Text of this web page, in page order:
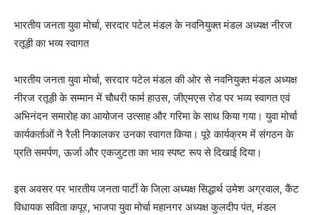
भारतीय जनता युवा मोर्चा, सरदार पटेल मंडल के नवनियुक्त मंडल अध्यक्ष नीरज
रतूड़ी का भव्य स्वागत
भारतीय जनता युवा मोर्चा, सरदार पटेल मंडल की ओर से नवनियुक्त मंडल अध्यक्ष
नीरज रतूड़ी के सम्मान में चौधरी फार्म हाउस, जीएमएस रोड पर भव्य स्वागत एवं
अभिनंदन समारोह का आयोजन उत्साह और गरिमा के साथ किया गया। युवा मोर्चा
कार्यकर्ताओं ने रैली निकालकर उनका स्वागत किया। पूरे कार्यक्रम में संगठन के
प्रति समर्पण, ऊर्जा और एकजुटता का भाव स्पष्ट रूप से दिखाई दिया।
इस अवसर पर भारतीय जनता पार्टी के जिला अध्यक्ष सिद्धार्थ उमेश अग्रवाल, कैंट
विधायक सविता कपूर, भाजपा युवा मोर्चा महानगर अध्यक्ष कुलदीप पंत, मंडल